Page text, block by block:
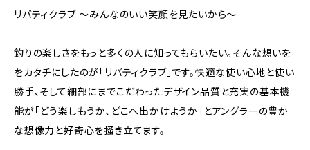
リバティクラブ 〜みんなのいい笑顔を見たいから〜
釣りの楽しさをもっと多くの人に知ってもらいたい。そんな想いを
をカタチにしたのが「リバティクラブ」です。快適な使い心地と使い
勝手、そして細部にまでこだわったデザイン品質と充実の基本機
能が「どう楽しもうか、どこへ出かけようか」とアングラーの豊か
な想像力と好奇心を掻き立てます。